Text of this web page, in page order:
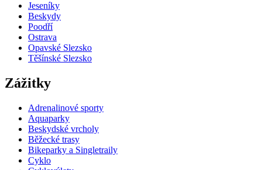
Jeseníky
Beskydy
Poodří
Ostrava
Opavské Slezsko
Těšínské Slezsko
Zážitky
Adrenalinové sporty
Aquaparky
Beskydské vrcholy
Běžecké trasy
Bikeparky a Singletraily
Cyklo